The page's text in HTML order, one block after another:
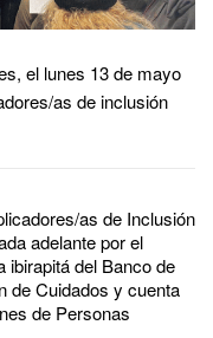
el lunes 13 de mayo
as de inclusión
as de Inclusión
adelante por el
ibirapitá del Banco de
de Cuidados y cuenta
de Personas